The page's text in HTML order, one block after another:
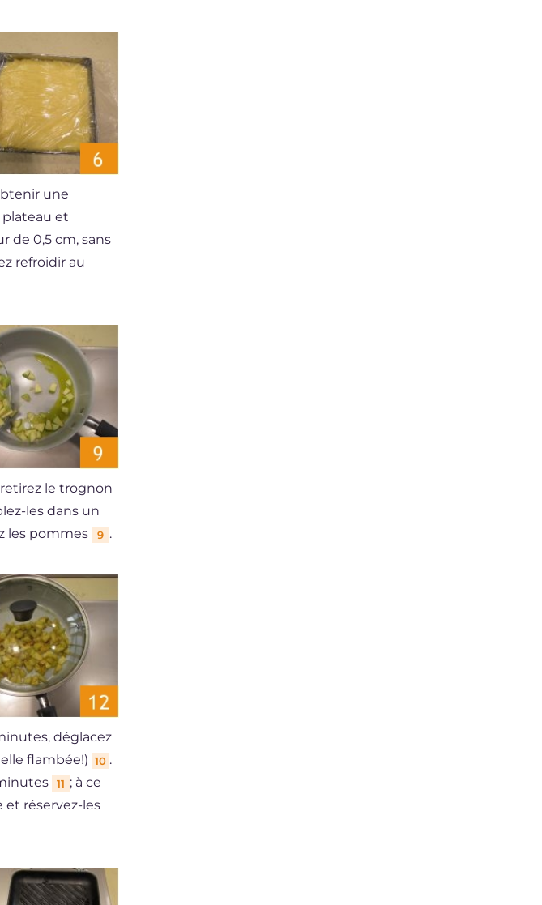
une
plateau et
de 0,5 cm, sans
refroidir au
le trognon
les dans un
les pommes 9 .
déglacez
flambée!) 10 .
11 ; à ce
et réservez-les